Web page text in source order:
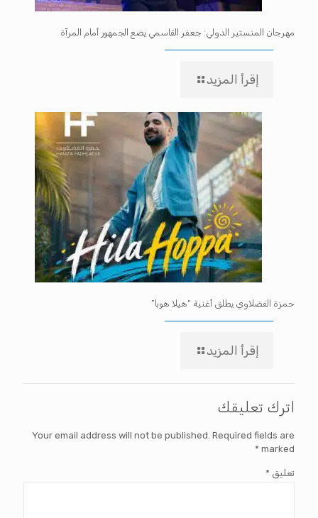
مهرجان المنستير الدولي: جعفر القاسمي يضع الجمهور أمام المرآة
إقرأ المزيد
حمزة الفضلاوي يطلق أغنية “هيلا هوبا”
إقرأ المزيد
اترك تعليقك
Your email address will not be published. Required fields are
marked
*
تعليق *